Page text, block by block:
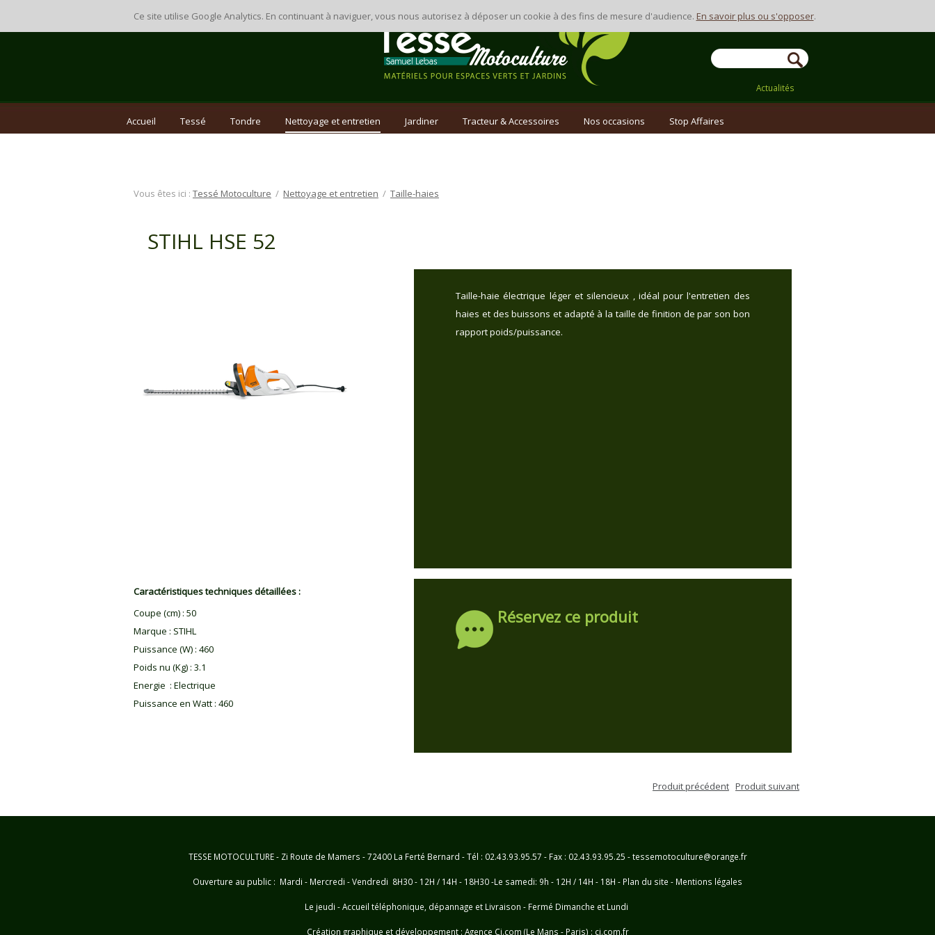
Ce site utilise Google Analytics. En continuant à naviguer, vous nous autorisez à déposer un cookie à des fins de mesure d'audience. En savoir plus ou s'opposer.
Contact
Actualités
Accueil Tessé Tondre Nettoyage et entretien Jardiner Tracteur & Accessoires Nos occasions Stop Affaires
Vous êtes ici : Tessé Motoculture / Nettoyage et entretien / Taille-haies
STIHL HSE 52
Taille-haie électrique léger et silencieux , idéal pour l'entretien des
haies et des buissons et adapté à la taille de finition de par son bon
rapport poids/puissance.
Caractéristiques techniques détaillées :
Coupe (cm) : 50
Marque : STIHL
Puissance (W) : 460
Poids nu (Kg) : 3.1
Energie : Electrique
Puissance en Watt : 460
Réservez ce produit
Produit précédent Produit suivant
TESSE MOTOCULTURE - Zi Route de Mamers - 72400 La Ferté Bernard - Tél : 02.43.93.95.57 - Fax : 02.43.93.95.25 - tessemotoculture@orange.fr
Ouverture au public : Mardi - Mercredi - Vendredi 8H30 - 12H / 14H - 18H30 -Le samedi: 9h - 12H / 14H - 18H - Plan du site - Mentions légales
Le jeudi - Accueil téléphonique, dépannage et Livraison - Fermé Dimanche et Lundi
Création graphique et développement : Agence Cj.com (Le Mans - Paris) : cj.com.fr